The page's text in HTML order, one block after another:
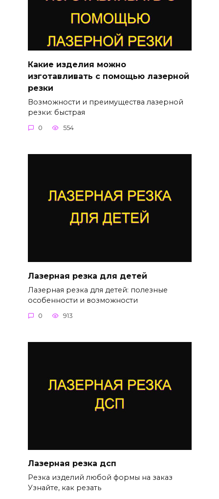
Какие изделия можно
изготавливать с помощью лазерной
резки
Возможности и преимущества лазерной
резки: быстрая
0 554
Лазерная резка для детей
Лазерная резка для детей: полезные
особенности и возможности
0 913
Лазерная резка дсп
Резка изделий любой формы на заказ
Узнайте, как резать